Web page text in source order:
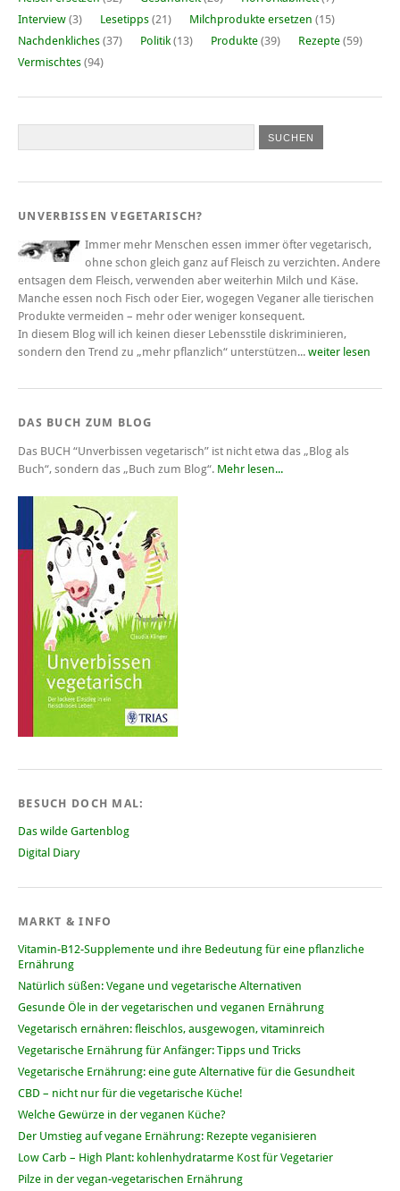
Interview (3) Lesetipps (21) Milchprodukte ersetzen (15)
Nachdenkliches (37) Politik(13) Produkte (39) Rezepte (59)
Vermischtes (94)
UNVERBISSEN VEGETARISCH?
Immer mehr Menschen essen immer öfter vegetarisch,
ohne schon gleich ganz auf Fleisch zu verzichten. Andere
entsagen dem Fleisch, verwenden aber weiterhin Milch und Käse.
Manche essen noch Fisch oder Eier, wogegen Veganer alle tierischen
Produkte vermeiden – mehr oder weniger konsequent.
In diesem Blog will ich keinen dieser Lebensstile diskriminieren,
sondern den Trend zu „mehr pflanzlich“ unterstützen... weiter lesen
DAS BUCH ZUM BLOG
Das BUCH “Unverbissen vegetarisch” ist nicht etwa das „Blog als
Buch“, sondern das „Buch zum Blog“. Mehr lesen...
BESUCH DOCH MAL:
Das wilde Gartenblog
Digital Diary
MARKT & INFO
Vitamin-B12-Supplemente und ihre Bedeutung für eine pflanzliche
Ernährung
Natürlich süßen: Vegane und vegetarische Alternativen
Gesunde Öle in der vegetarischen und veganen Ernährung
Vegetarisch ernähren: fleischlos, ausgewogen, vitaminreich
Vegetarische Ernährung für Anfänger: Tipps und Tricks
Vegetarische Ernährung: eine gute Alternative für die Gesundheit
CBD – nicht nur für die vegetarische Küche!
Welche Gewürze in der veganen Küche?
Der Umstieg auf vegane Ernährung: Rezepte veganisieren
Low Carb – High Plant: kohlenhydratarme Kost für Vegetarier
Pilze in der vegan-vegetarischen Ernährung